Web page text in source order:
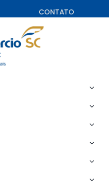
CONTATO